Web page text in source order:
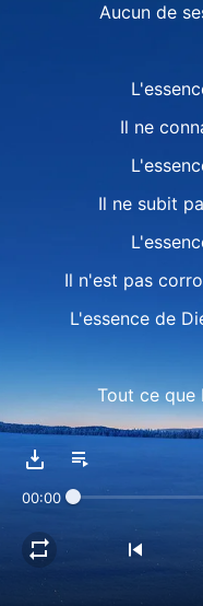
Aucun de
Il ne
Il ne subit
Il n'est pas
L'essence de
Tout ce que
Il agit
Tout ce que
C'est source
vers la voie à
00:00